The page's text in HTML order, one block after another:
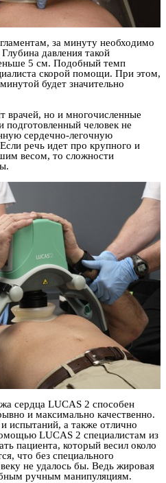
за минуту необходимо
давления такой
5 см. Подобный темп
скорой помощи. При этом,
будет значительно
врачей, но и многочисленные
подготовленный человек не
сердечно-легочную
речь идет про крупного и
весом, то сложности
сердца LUCAS 2 способен
и максимально качественно.
испытаний, а также отлично
LUCAS 2 специалистам из
пациента, который весил около
что без специального
не удалось бы. Ведь жировая
ручным манипуляциям.